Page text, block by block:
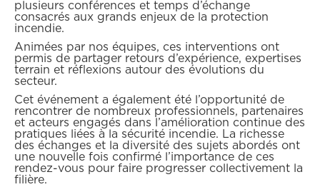
plusieurs conférences et temps d’échange
consacrés aux grands enjeux de la protection
incendie.
Animées par nos équipes, ces interventions ont
permis de partager retours d’expérience, expertises
terrain et réflexions autour des évolutions du
secteur.
Cet événement a également été l’opportunité de
rencontrer de nombreux professionnels, partenaires
et acteurs engagés dans l’amélioration continue des
pratiques liées à la sécurité incendie. La richesse
des échanges et la diversité des sujets abordés ont
une nouvelle fois confirmé l’importance de ces
rendez-vous pour faire progresser collectivement la
filière.